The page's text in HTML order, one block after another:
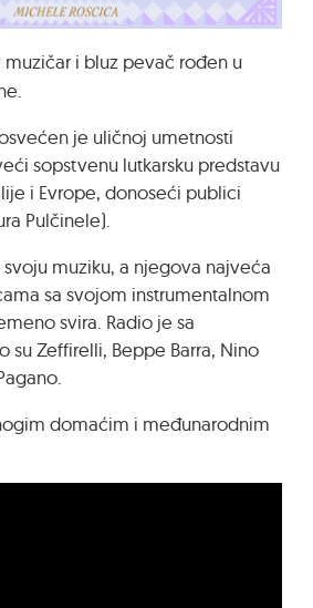
muzičar i bluz pevač rođen u
je uličnoj umetnosti
sopstvenu lutkarsku predstavu
i Evrope, donoseći publici
Pulčinele).
muziku, a njegova najveća
sa svojom instrumentalnom
svira. Radio je sa
su Zeffirelli, Beppe Barra, Nino
domaćim i međunarodnim